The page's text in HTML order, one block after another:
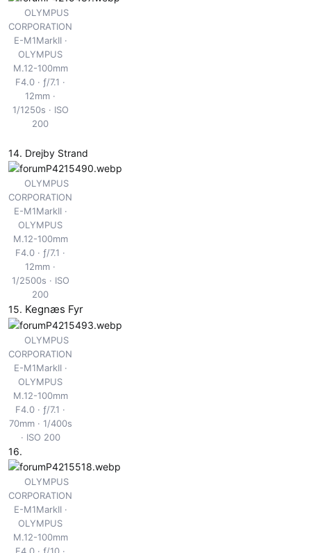
OLYMPUS
CORPORATION
E-M1MarkII
OLYMPUS
M.12-100mm
F4.0
ƒ/7.1
12mm
1/1250s
ISO
200
14. Drejby Strand
OLYMPUS
CORPORATION
E-M1MarkII
OLYMPUS
M.12-100mm
F4.0
ƒ/7.1
12mm
1/2500s
ISO
200
15. Kegnæs Fyr
OLYMPUS
CORPORATION
E-M1MarkII
OLYMPUS
M.12-100mm
F4.0
ƒ/7.1
70mm
1/400s
ISO 200
16.
OLYMPUS
CORPORATION
E-M1MarkII
OLYMPUS
M.12-100mm